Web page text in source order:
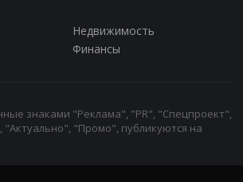
Недвижимость
Финансы
знаками "Реклама", "PR", "Спецпроект",
"Промо", публикуются на